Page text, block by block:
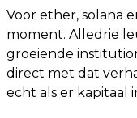
Voor ether, solana
moment. Alledrie
groeiende
direct met dat
echt als er kapitaal